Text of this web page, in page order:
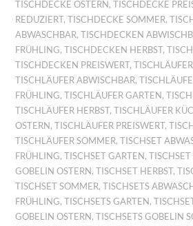
TISCHDECKE OSTERN ,TISCHDECKE
REDUZIERT,TISCHDECKE SOMMER,
ABWASCHBAR,TISCHDECKEN
FRÜHLING,TISCHDECKEN HERBST,
TISCHDECKEN PREISWERT,
TISCHLÄUFER ABWISCHBAR,
FRÜHLING,TISCHLÄUFER GARTEN ,
TISCHLÄUFER HERBST,TISCHLÄUFER
OSTERN ,TISCHLÄUFER PREISWERT,
TISCHLÄUFER SOMMER,TISCHSET
FRÜHLING,TISCHSET GARTEN ,
GOBELIN OSTERN ,TISCHSET HERBST,
TISCHSET SOMMER,TISCHSETS
FRÜHLING,TISCHSETS GARTEN ,
GOBELIN OSTERN ,TISCHSETS GOBELIN